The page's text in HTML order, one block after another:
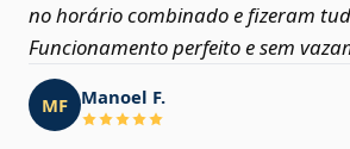
no horário combinado e fizeram
Funcionamento perfeito e sem
MF Manoel F.